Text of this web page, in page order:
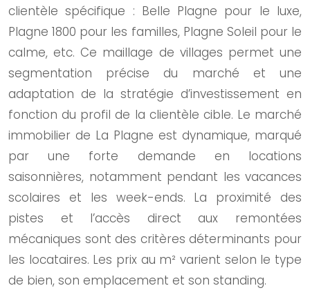
clientèle spécifique : Belle Plagne pour le luxe,
Plagne 1800 pour les familles, Plagne Soleil pour le
calme, etc. Ce maillage de villages permet une
segmentation précise du marché et une
adaptation de la stratégie d’investissement en
fonction du profil de la clientèle cible. Le marché
immobilier de La Plagne est dynamique, marqué
par une forte demande en locations
saisonnières, notamment pendant les vacances
scolaires et les week-ends. La proximité des
pistes et l’accès direct aux remontées
mécaniques sont des critères déterminants pour
les locataires. Les prix au m² varient selon le type
de bien, son emplacement et son standing.